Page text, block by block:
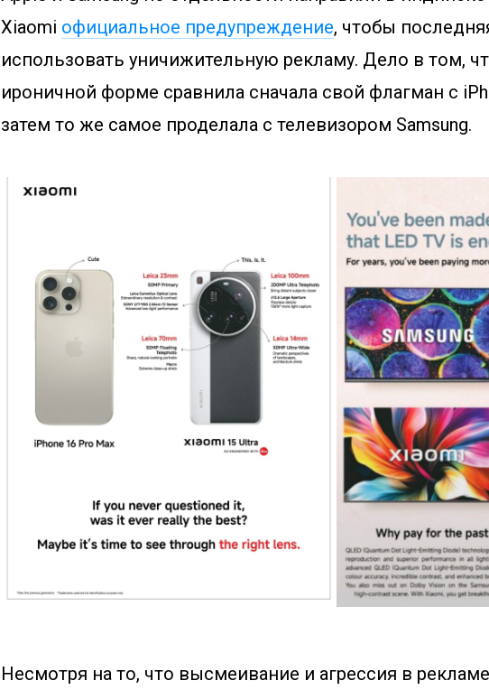
Xiaomi официальное предупреждение, чтобы
использовать уничижительную рекламу. Дело в том,
ироничной форме сравнила сначала свой флагман с
затем то же самое проделала с телевизором Samsung.
Несмотря на то, что высмеивание и агрессия в